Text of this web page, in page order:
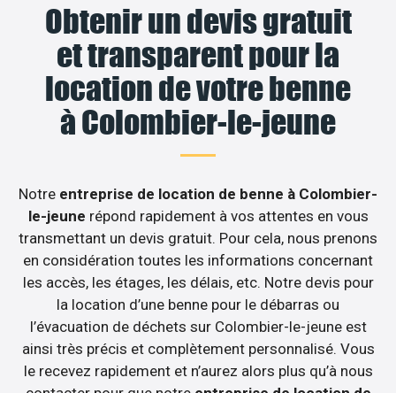
Obtenir un devis gratuit
et transparent pour la
location de votre benne
à Colombier-le-jeune
Notre entreprise de location de benne à Colombier-
le-jeune répond rapidement à vos attentes en vous
transmettant un devis gratuit. Pour cela, nous prenons
en considération toutes les informations concernant
les accès, les étages, les délais, etc. Notre devis pour
la location d’une benne pour le débarras ou
l’évacuation de déchets sur Colombier-le-jeune est
ainsi très précis et complètement personnalisé. Vous
le recevez rapidement et n’aurez alors plus qu’à nous